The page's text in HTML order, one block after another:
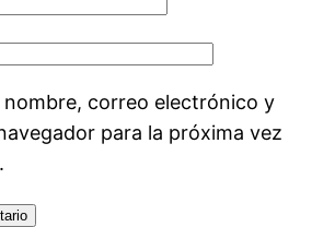
nombre, correo electrónico y
para la próxima vez